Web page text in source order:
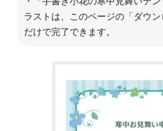
ラストは、このページの「ダウ
だけで完了できます。